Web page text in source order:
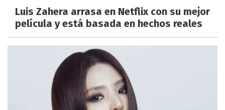
Luis Zahera arrasa en Netflix con su mejor
película y está basada en hechos reales